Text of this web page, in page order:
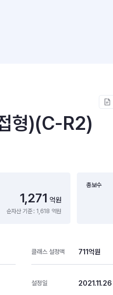
형)(C-R2)
1,271 억원
순자산 기준 : 1,618 억원
총보수
클래스 설정액 711억원
설정일 2021.11.26